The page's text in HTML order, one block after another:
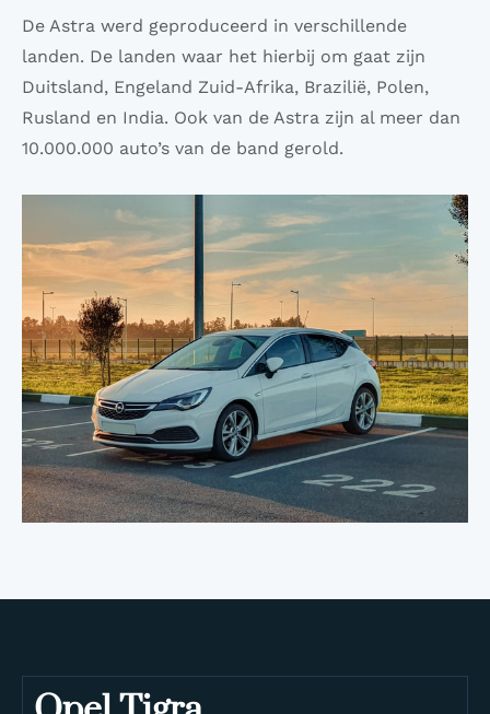
De Astra werd geproduceerd in verschillende
landen. De landen waar het hierbij om gaat zijn
Duitsland, Engeland Zuid-Afrika, Brazilië, Polen,
Rusland en India. Ook van de Astra zijn al meer dan
10.000.000 auto’s van de band gerold.